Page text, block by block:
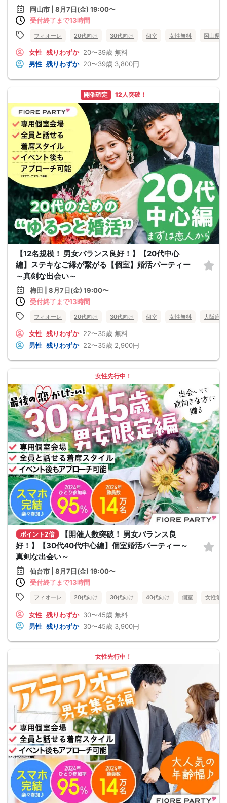
岡山市 | 8月7日(金) 19:00〜
受付終了まで13時間
フィオーレ 20代向け 30代向け 個室 女性無料 岡山県
女性 残りわずか 20〜39歳 無料
男性 残りわずか 20〜39歳 3,800円
開催確定 12人突破！
【12名規模！ 男女バランス良好！】【20代中心
編】ステキなご縁が繋がる【個室】婚活パーティー
～真剣な出会い～
梅田 | 8月7日(金) 19:00〜
受付終了まで13時間
フィオーレ 20代向け 30代向け 個室 女性無料 大阪府
女性 残りわずか 22〜35歳 無料
男性 残りわずか 22〜35歳 2,900円
女性先行中！
ポイント2倍
【開催人数突破！ 男女バランス良
好！】【30代40代中心編】個室婚活パーティー～
真剣な出会い～
仙台市 | 8月7日(金) 19:00〜
受付終了まで13時間
フィオーレ 20代向け 30代向け 40代向け 個室 女性無料
女性 残りわずか 30〜45歳 無料
男性 残りわずか 30〜45歳 3,900円
女性先行中！